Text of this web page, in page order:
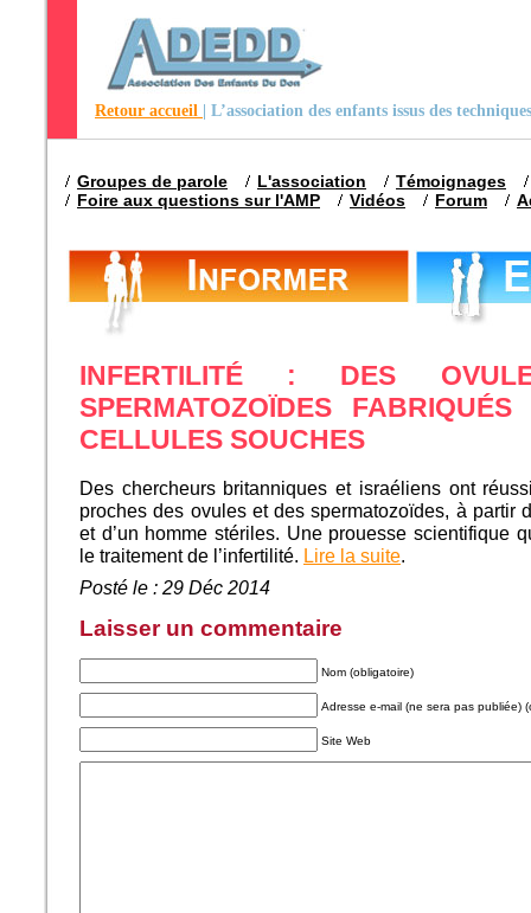
Retour accueil | L’association des enfants issus des
Groupes de parole L'association
Témoignages
Foire aux questions sur l'AMP
Vidéos Forum
INFERTILITÉ : DES
SPERMATOZOÏDES
CELLULES SOUCHES
Des chercheurs britanniques et israéliens ont
proches des ovules et des spermatozoïdes, à partir
et d’un homme stériles. Une prouesse scientifique
le traitement de l’infertilité. Lire la suite.
Posté le : 29 Déc 2014
Laisser un commentaire
Nom (obligatoire)
Adresse e-mail (ne sera pas publiée)
Site Web